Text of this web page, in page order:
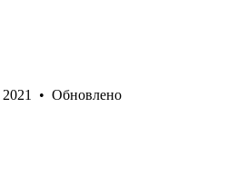
• Обновлено